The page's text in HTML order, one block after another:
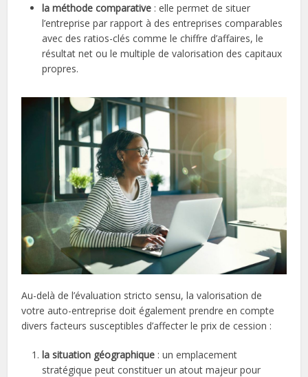
la méthode comparative : elle permet de situer
l’entreprise par rapport à des entreprises comparables
avec des ratios-clés comme le chiffre d’affaires, le
résultat net ou le multiple de valorisation des capitaux
propres.
Au-delà de l’évaluation stricto sensu, la valorisation de
votre auto-entreprise doit également prendre en compte
divers facteurs susceptibles d’affecter le prix de cession :
la situation géographique : un emplacement
stratégique peut constituer un atout majeur pour